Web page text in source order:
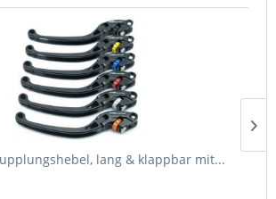
lang & klappbar mit...